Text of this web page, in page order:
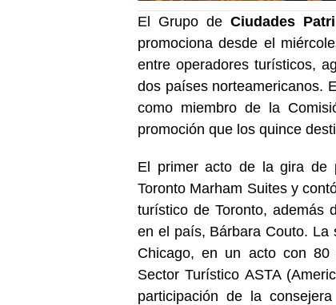
El Grupo deCiudades
promociona desde el
entre operadores turísticos,
dos países norteamericanos.
como miembro de la
promoción que los quince
El primer acto de la gira de
Toronto Marham Suites y
turístico de Toronto, además
en el país, Bárbara Couto. La
Chicago, en un acto con 80
Sector Turístico ASTA
participación de la